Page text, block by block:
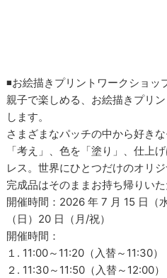
◾お絵描きプリントワークショッ
親子で楽しめる、お絵描きプリ
します。
さまざまなパッチの中から好き
「考え」、⾊を「塗り」、仕上
レス。世界にひとつだけのオリ
完成品はそのままお持ち帰りいた
開催時間：2026 年 7 月 15 日（
（日）20 日（月/祝）
開催時間：
１. 11:00～11:20（入替～11:30）
２. 11:30～11:50（入替～12:00）